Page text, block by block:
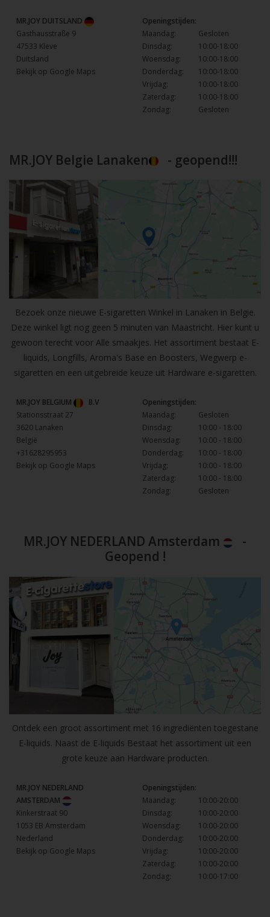
MR.JOY DUITSLAND
Gasthausstraße 9
47533 Kleve
Duitsland
Bekijk op Google Maps
Openingstijden:
Maandag:
Gesloten
Dinsdag:
10:00-18:00
Woensdag:
10:00-18:00
Donderdag:
10:00-18:00
Vrijdag:
10:00-18:00
Zaterdag:
10:00-18:00
Zondag:
Gesloten
MR.JOY Belgie Lanaken - geopend!!!
Bezoek onze nieuwe E-sigaretten Winkel in Lanaken in Belgie.
Deze winkel ligt nog geen 5 minuten van Maastricht. Hier kunt u
gewoon terecht voor Alle smaakjes. Het assortiment bestaat E-
liquids, Longfills, Aroma's Base en Boosters, Wegwerp e-
sigaretten en een uitgebreide keuze uit Hardware e-sigaretten.
MR.JOY BELGIUM
B.V
Stationsstraat 27
3620 Lanaken
België
+31628295953
Bekijk op Google Maps
Openingstijden:
Maandag:
Gesloten
Dinsdag:
10:00 - 18:00
Woensdag:
10:00 - 18:00
Donderdag:
10:00 - 18:00
Vrijdag:
10:00 - 18:00
Zaterdag:
10:00 - 18:00
Zondag:
Gesloten
MR.JOY NEDERLAND Amsterdam
-
Geopend !
Ontdek een groot assortiment met 16 ingrediënten toegestane
E-liquids. Naast de E-liquids Bestaat het assortiment uit een
grote keuze aan Hardware producten.
MR.JOY NEDERLAND
AMSTERDAM
Kinkerstraat 90
1053 EB Amsterdam
Nederland
Bekijk op Google Maps
Openingstijden:
Maandag:
10:00-20:00
Dinsdag:
10:00-20:00
Woensdag:
10:00-20:00
Donderdag:
10:00-20:00
Vrijdag:
10:00-20:00
Zaterdag:
10:00-20:00
Zondag:
10:00-17:00